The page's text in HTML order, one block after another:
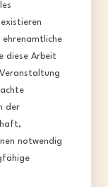
diese Arbeit
der
notwendig